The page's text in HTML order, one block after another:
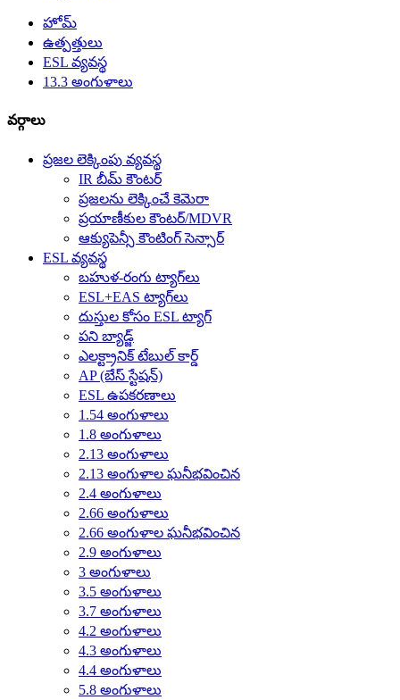
హోమ్
ఉత్పత్తులు
ESL వ్యవస్థ
13.3 అంగుళాలు
వర్గాలు
ప్రజల లెక్కింపు వ్యవస్థ
IR బీమ్ కౌంటర్
ప్రజలను లెక్కించే కెమెరా
ప్రయాణీకుల కౌంటర్/MDVR
ఆక్యుపెన్సీ కౌంటింగ్ సెన్సార్
ESL వ్యవస్థ
బహుళ-రంగు ట్యాగ్‌లు
ESL+EAS ట్యాగ్‌లు
దుస్తుల కోసం ESL ట్యాగ్
పని బ్యాడ్జ్
ఎలక్ట్రానిక్ టేబుల్ కార్డ్
AP (బేస్ స్టేషన్)
ESL ఉపకరణాలు
1.54 అంగుళాలు
1.8 అంగుళాలు
2.13 అంగుళాలు
2.13 అంగుళాల ఘనీభవించిన
2.4 అంగుళాలు
2.66 అంగుళాలు
2.66 అంగుళాల ఘనీభవించిన
2.9 అంగుళాలు
3 అంగుళాలు
3.5 అంగుళాలు
3.7 అంగుళాలు
4.2 అంగుళాలు
4.3 అంగుళాలు
4.4 అంగుళాలు
5.8 అంగుళాలు